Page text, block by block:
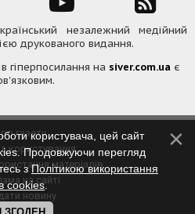
незалежний медійний
друкованого видання.
гіперпосилання на siver.com.ua є
газету
користування
матеріалів
на сайті
новину
користувача, цей сайт
Продовжуючи перегляд
зПолітикою використання
cookies.